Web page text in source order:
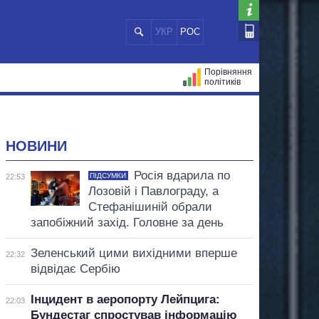
УКР РОС
Порівняння
політиків
НОВИНИ
22:53 ПІДСУМКИ
Росія вдарила по
Лозовій і Павлограду, а
Стефанішиній обрали
запобіжний захід. Головне за день
22:32
Зеленський цими вихідними вперше
відвідає Сербію
22:03
Інцидент в аеропорту Лейпцига:
Бундестаг спростував інформацію